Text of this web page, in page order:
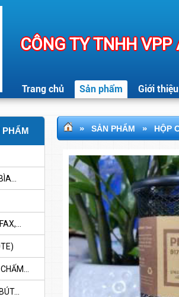
CÔNG TY TNHH
Trang chủ Sản phẩm Giới thiệu
PHẨM » SẢN PHẨM » HỘP